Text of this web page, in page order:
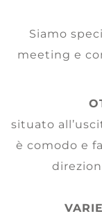
Siamo
meeting e
situato
è comodo e